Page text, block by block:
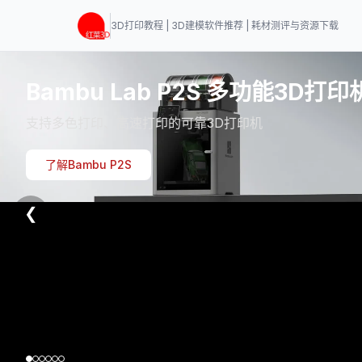
3D打印教程 | 3D建模软件推荐 | 耗材测评与资源下载
Bambu Lab P2S 多功能3D打印
支持多色打印、高速打印的可靠3D打印机
了解Bambu P2S
❮